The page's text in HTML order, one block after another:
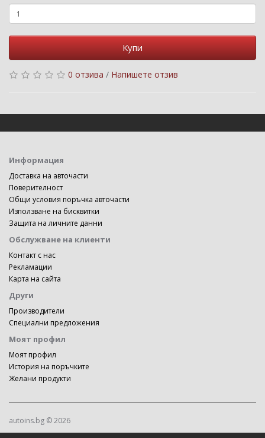
Купи
0 отзива / Напишете отзив
Информация
Доставка на авточасти
Поверителност
Общи условия поръчка авточасти
Използване на бисквитки
Защита на личните данни
Обслужване на клиенти
Контакт с нас
Рекламации
Карта на сайта
Други
Производители
Специални предложения
Моят профил
Моят профил
История на поръчките
Желани продукти
autoins.bg © 2026